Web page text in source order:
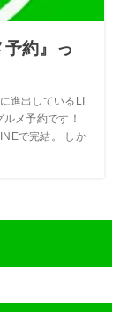
約』っ
進出しているLI
ルメ予約です！
で完結。 しか